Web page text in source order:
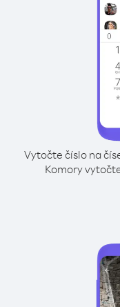
Vytočte číslo na
Komory